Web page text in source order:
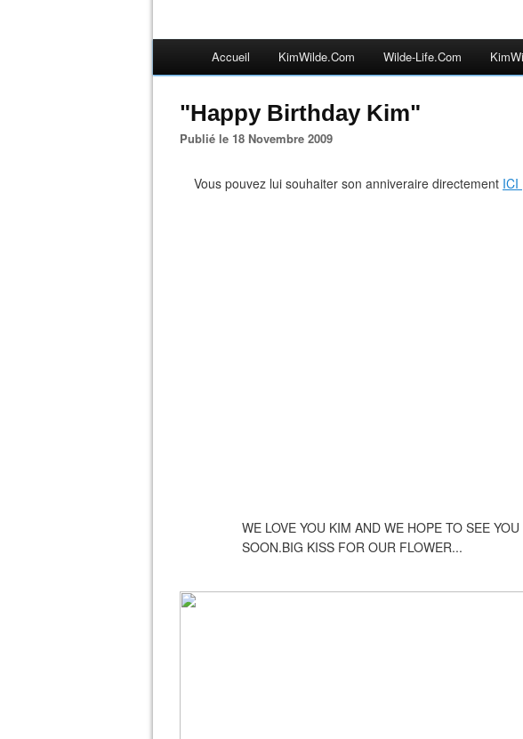
Accueil KimWilde.com Wilde-Life.com
"Happy Birthday Kim"
Publié le 18 Novembre 2009
Vous pouvez lui souhaiter son anniveraire directement ICI
WE LOVE YOU KIM AND WE HOPE TO SEE
SOON.BIG KISS FOR OUR FLOWER...